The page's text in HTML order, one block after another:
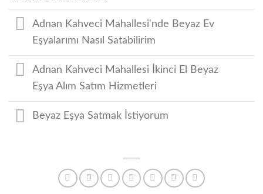
Adnan Kahveci Mahallesi'nde Beyaz Ev
Eşyalarımı Nasıl Satabilirim
Adnan Kahveci Mahallesi İkinci El Beyaz
Eşya Alım Satım Hizmetleri
Beyaz Eşya Satmak İstiyorum